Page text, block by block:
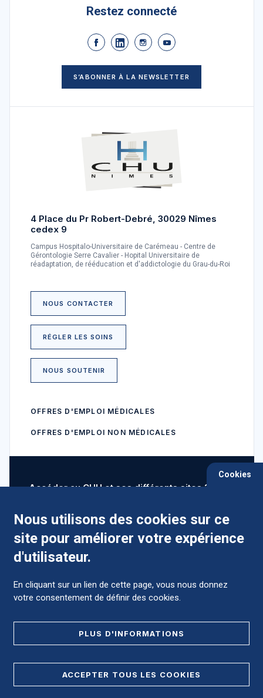
Restez connecté
S’ABONNER À LA NEWSLETTER
4 Place du Pr Robert-Debré, 30029 Nîmes
cedex 9
Campus Hospitalo-Universitaire de Carémeau - Centre de
Gérontologie Serre Cavalier - Hopital Universitaire de
réadaptation, de rééducation et d'addictologie du Grau-du-Roi
NOUS CONTACTER
RÉGLER LES SOINS
NOUS SOUTENIR
OFFRES D'EMPLOI MÉDICALES
OFFRES D'EMPLOI NON MÉDICALES
Accéder au CHU et ses différents sites ?
Comment préparer mon hospitalisation ?
Cookies
Nous utilisons des cookies sur ce
site pour améliorer votre expérience
d'utilisateur.
En cliquant sur un lien de cette page, vous nous donnez
votre consentement de définir des cookies.
PLUS D'INFORMATIONS
ACCEPTER TOUS LES COOKIES